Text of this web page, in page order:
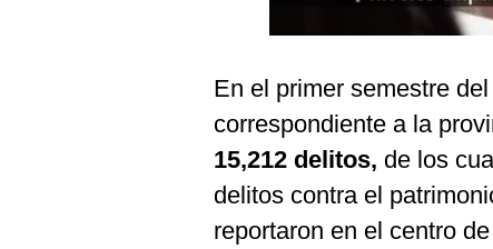
En el primer semestre
correspondiente a la
15,212 delitos, de los
delitos contra el
reportaron en el centro